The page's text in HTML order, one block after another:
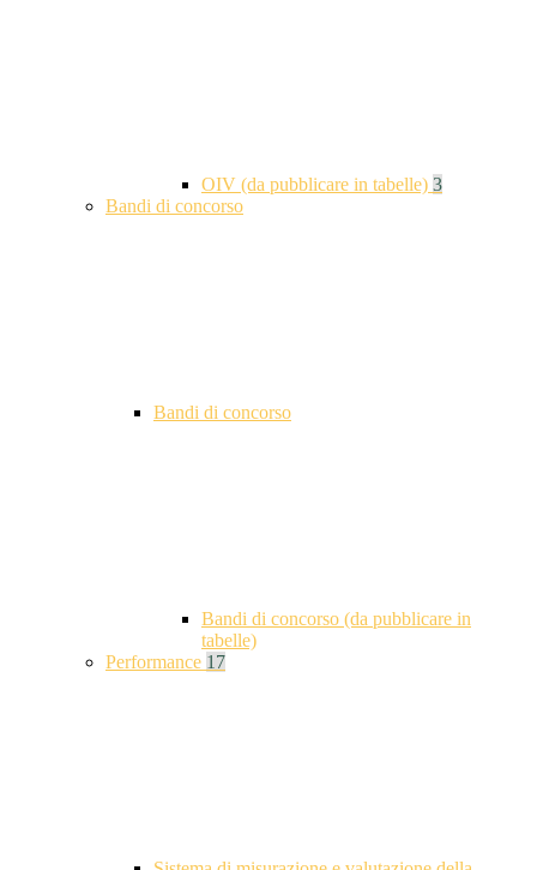
OIV (da pubblicare in tabelle) 3
Bandi di concorso
Bandi di concorso
Bandi di concorso (da pubblicare in
tabelle)
Performance 17